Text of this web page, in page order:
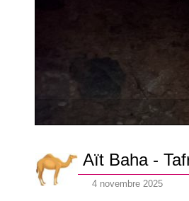
Aït Baha -
4 novembre 2025